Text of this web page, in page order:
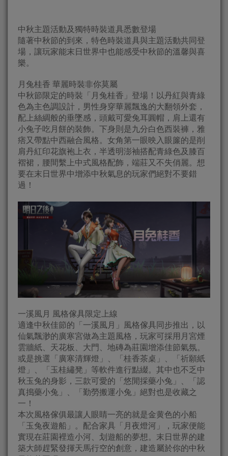
中秋主題活動及獨特時裝道具悉數登場
隨著中秋節的到來，特色時裝道具與主題活動共同登
場，讓玩家能末日世界中也能感受中秋節的溫馨與喜
樂。
月兔桂香 華麗時裝非你莫屬
中秋節限定的時裝「月兔桂香」登場！以丹紅與青綠
色為主色調設計，男性身穿華麗飄逸的大翻領外套，
配上絲綢般的垂墜感，頭戴可愛兔耳圓帽，肩上還有
小兔子吃月餅的裝飾。下身則是九分白色西裝褲，雅
痞又帶點中西融合風格。女角第一眼映入眼簾的是削
肩丹紅印花旗袍上衣，半透明澎袖搭配青綠色及膝百
褶裙，腰間繫上中式風格配飾，端莊又不失俏麗。想
要在末日世界中增添中秋氣息的玩家們絕對不要錯
過！
一溪風月 風格傢具限定上線
適逢中秋佳節的「一溪風月」風格傢具同步推出，以
仙氣飄渺的廣寒宮做為主題風格，玩家可採用月宮煙
雲牆紙、天花板、大門、地磚為莊園增添佳節氣氛。
或是挑選「廣寒清輝燈」、「桂香茶桌」、「祈願紙
燈」、「玉桂繡凳」等軟件進行點綴。其中也不乏中
秋玉兔的身影，三款可愛的「悠閒採藥小兔」、「認
真搗藥小兔」、「勤勞搬運小兔」絕對也是收藏之
一！
本次風格傢俱最讓人眼睛一亮的就是金黄色的小船
「玉兔夜遊船」。配合家具「月夜燈河」，玩家便能
實現在莊園裡造小河、划遊船的夢想。末日世界的建
築大師趕緊發揮天馬行空的創意，建造屬於你的中秋